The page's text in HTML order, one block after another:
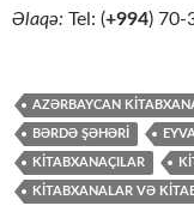
Əlaqə: Tel: (+994) 70-
AZƏRBAYCAN
BƏRDƏ ŞƏHƏRI
KITABXANAÇILAR
KITABXANALAR VƏ